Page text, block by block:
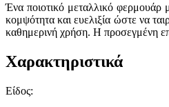
Ένα ποιοτικό μεταλλικό φερμουάρ
κομψότητα και ευελιξία ώστε να
καθημερινή χρήση. Η προσεγμένη
Χαρακτηριστικά
Είδος: